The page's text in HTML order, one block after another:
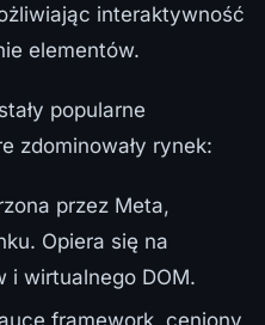
interaktywność
elementów.
popularne
zdominowały rynek:
przez Meta,
Opiera się na
i wirtualnego DOM.